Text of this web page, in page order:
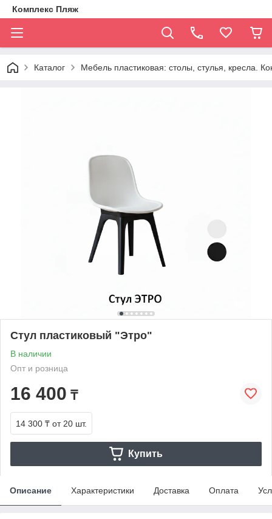
Комплекс Пляж
Каталог Мебель пластиковая: столы, стулья, кресла.
Стул пластиковый "Этро"
В наличии
Опт и розница
16 400 ₸
14 300 ₸ от 20 шт.
Купить
Описание Характеристики Доставка Оплата